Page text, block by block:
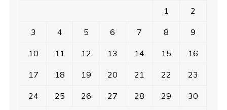
1 2
3 4 5 6 7 8 9
10 11 12 13 14 15 16
17 18 19 20 21 22 23
24 25 26 27 28 29 30